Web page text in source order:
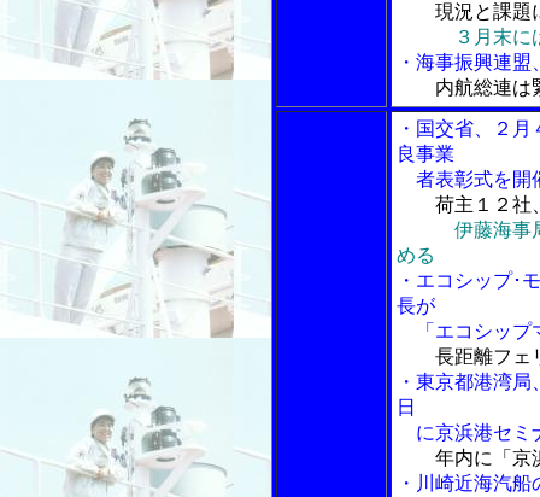
現況と課題
３月末に
・海事振興連
内航総連は
・国交省、２
良事業
者表彰式を開
荷主１２社
伊藤海事
める
・エコシップ･
長が
「エコシップ
長距離フェ
・東京都港湾
日
に京浜港セミ
年内に「京
・川崎近海汽